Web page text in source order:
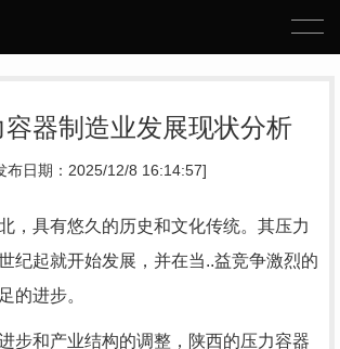
容器制造业发展现状分析
布日期：2025/12/8 16:14:57]
，具有悠久的历史和文化传统。其压力
纪起就开始发展，并在当..益竞争激烈的
的进步。
步和产业结构的调整，陕西的压力容器